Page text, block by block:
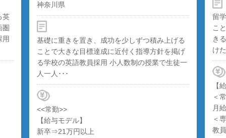
英
圏
用
神奈川県
基礎に重きを置き、成功を少しずつ積み上げる
ことで大きな目標達成に近付く指導方針を掲げ
る学校の英語教員採用 小人数制の授業で生徒一
人一人･･･
<<常勤>>
【給与モデル】
新卒⇒21万円以上
留
こ
き
け
【
＜
月
＜
教